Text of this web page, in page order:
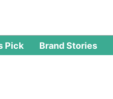
Pick Brand Stories